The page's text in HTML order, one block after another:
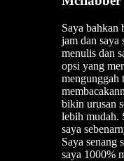
Saya bahkan
jam dan saya
menulis dan
opsi yang
mengunggah
bikin urusan
lebih mudah.
saya
Saya senang
saya 1000%